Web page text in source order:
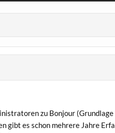
zu Bon­jour
gibt es schon meh­re­re Jah­re